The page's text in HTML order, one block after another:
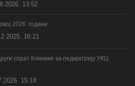
13:52
2026. години
16:21
спрат Клинике за педијатрију УКЦ
15:18